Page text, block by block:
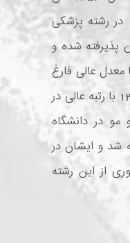
باشند. ایشان در سال 1372 در رشته پزشکی
پذیرفته شده و
عالی فارغ
التحصیل شدند. در سال 1384 با رتبه عالی در
در دانشگاه
شد و ایشان در
کشوری از این رشته